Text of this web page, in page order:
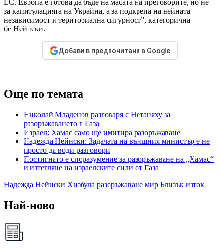
ЕС. Европа е готова да бъде на масата на преговорите, но не
за капитулацията на Украйна, а за подкрепа на нейната
независимост и териториална сигурност”, категорична
бе Нейнски.
Добави в предпочитани в Google
Още по темата
Николай Младенов разговаря с Нетаняху за
разоръжаването в Газа
Израел: Хамас само ще имитира разоръжаване
Надежда Нейнски: Задачата на външния министър е не
просто да води разговори
Постигнато е споразумение за разоръжаване на „Хамас“
и изтегляне на израелските сили от Газа
Надежда Нейнски Хизбула разоръжаване мир Близък изток
Най-ново